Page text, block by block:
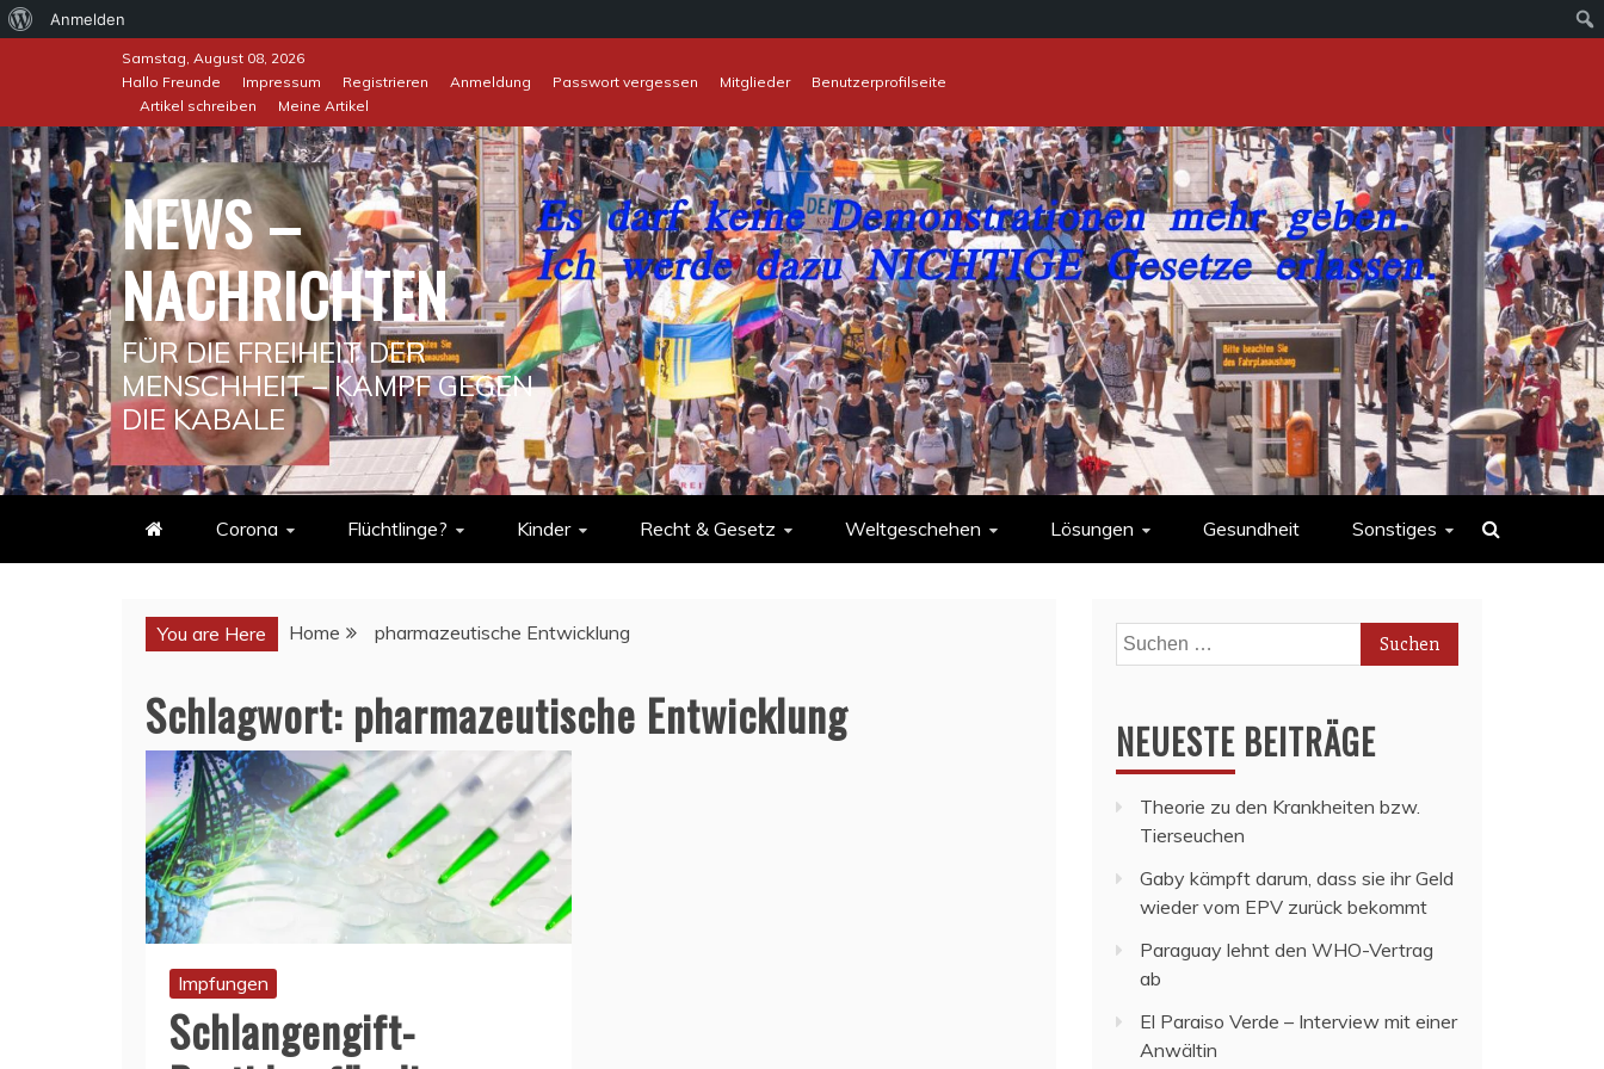
Über
Anmelden
Samstag, August 08, 2026
Hallo Freunde
Impressum Registrieren Anmeldung Passwort vergessen Mitglieder
Benutzerprofilseite
Artikel schreiben
Meine Artikel
NEWS –
NACHRICHTEN
FÜR DIE FREIHEIT DER
MENSCHHEIT – KAMPF GEGEN
DIE KABALE
Corona Flüchtlinge? Kinder Recht & Gesetz Weltgeschehen Lösungen Gesundheit Sonstiges
You are Here Home pharmazeutische Entwicklung
Schlagwort: pharmazeutische Entwicklung
Impfungen
Schlangengift-
Suchen
nach:
NEUESTE BEITRÄGE
Theorie zu den Krankheiten bzw.
Tierseuchen
Gaby kämpft darum, dass sie ihr Geld
wieder vom EPV zurück bekommt
Paraguay lehnt den WHO-Vertrag
ab
El Paraiso Verde – Interview mit einer
Anwältin